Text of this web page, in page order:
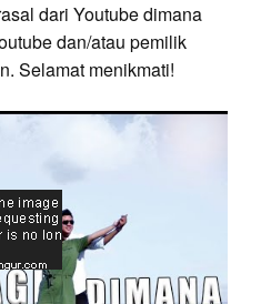
dari Youtube dimana
dan/atau pemilik
Selamat menikmati!